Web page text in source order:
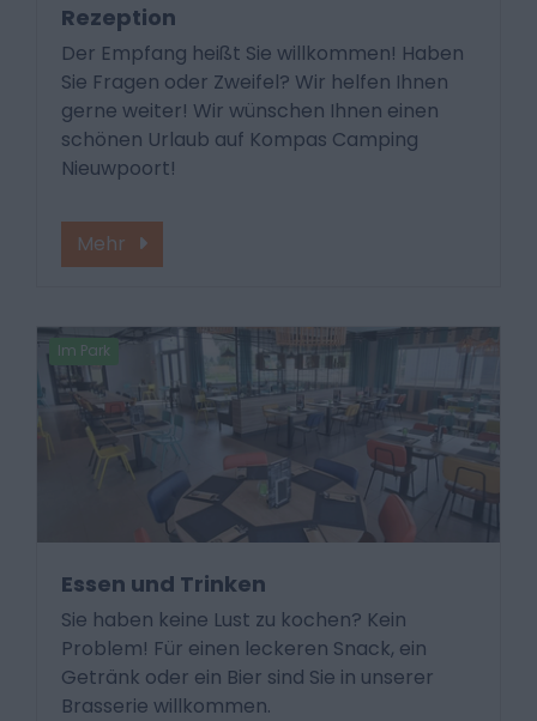
Rezeption
Der Empfang heißt Sie willkommen! Haben
Sie Fragen oder Zweifel? Wir helfen Ihnen
gerne weiter! Wir wünschen Ihnen einen
schönen Urlaub auf Kompas Camping
Nieuwpoort!
Mehr
Im Park
Essen und Trinken
Sie haben keine Lust zu kochen? Kein
Problem! Für einen leckeren Snack, ein
Getränk oder ein Bier sind Sie in unserer
Brasserie willkommen.